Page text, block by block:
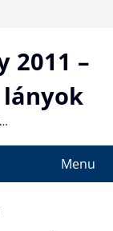
2011 –
lányok
Menu